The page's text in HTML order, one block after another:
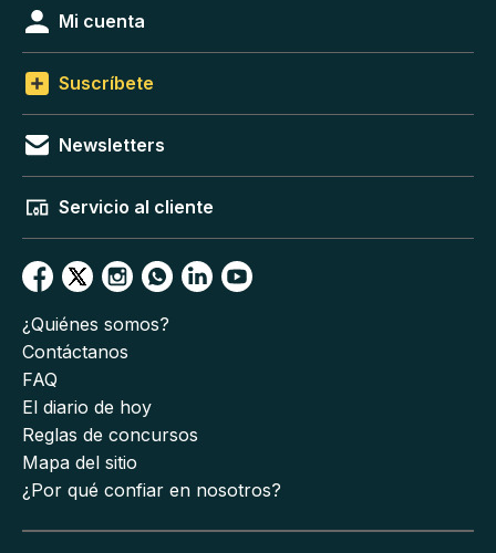
Mi cuenta
Suscríbete
Newsletters
Servicio al cliente
¿Quiénes somos?
Contáctanos
FAQ
El diario de hoy
Reglas de concursos
Mapa del sitio
¿Por qué confiar en nosotros?